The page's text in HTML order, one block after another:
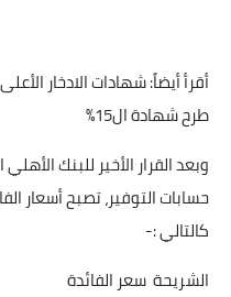
أقرأ أيضاً: شهادات الادخار
طرح شهادة ال15%
وبعد القرار الأخير للبنك
حسابات التوفير، تصبح أسعار
كالتالي :-
الشريحة سعر الفائدة